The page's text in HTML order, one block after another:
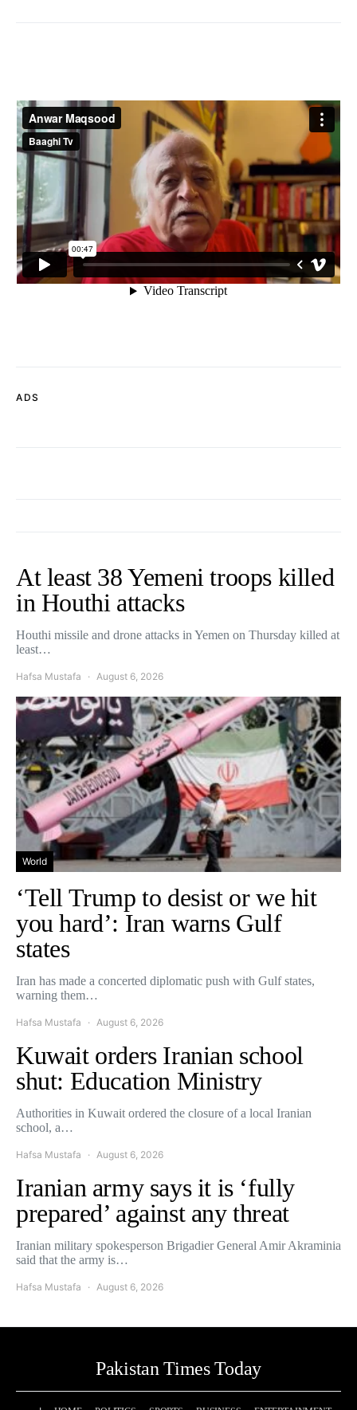
ADS
At least 38 Yemeni troops killed
in Houthi attacks
Houthi missile and drone attacks in Yemen on Thursday killed at
least…
Hafsa Mustafa August 6, 2026
World
‘Tell Trump to desist or we hit
you hard’: Iran warns Gulf
states
Iran has made a concerted diplomatic push with Gulf states,
warning them…
Hafsa Mustafa August 6, 2026
Kuwait orders Iranian school
shut: Education Ministry
Authorities in Kuwait ordered the closure of a local Iranian
school, a…
Hafsa Mustafa August 6, 2026
Iranian army says it is ‘fully
prepared’ against any threat
Iranian military spokesperson Brigadier General Amir Akraminia
said that the army is…
Hafsa Mustafa August 6, 2026
Pakistan Times Today